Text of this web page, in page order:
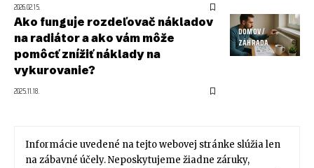
2026.02.15.
DOMOV /
ZÁHRADA
Ako funguje rozdeľovač nákladov
na radiátor a ako vám môže
pomôcť znížiť náklady na
vykurovanie?
2025.11.18.
Informácie uvedené na tejto webovej stránke slúžia len
na zábavné účely. Neposkytujeme žiadne záruky,